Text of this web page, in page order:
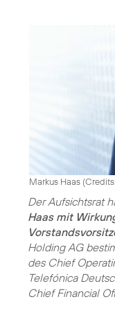
Markus Haas (
Der Aufsichtsrat
Haas mit
Holding AG
des Chief
Telefónica
Chief Financial